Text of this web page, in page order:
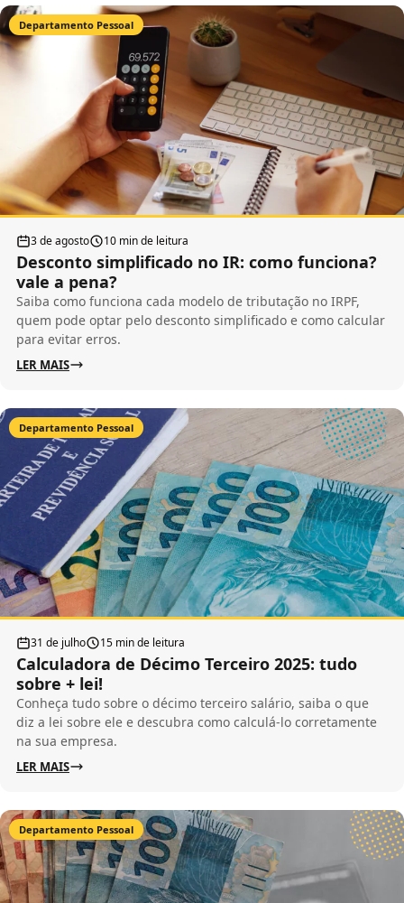
Departamento Pessoal
3 de agosto 10 min de leitura
Desconto simplificado no IR: como funciona?
vale a pena?
Saiba como funciona cada modelo de tributação no IRPF,
quem pode optar pelo desconto simplificado e como calcular
para evitar erros.
LER MAIS
Departamento Pessoal
31 de julho 15 min de leitura
Calculadora de Décimo Terceiro 2025: tudo
sobre + lei!
Conheça tudo sobre o décimo terceiro salário, saiba o que
diz a lei sobre ele e descubra como calculá-lo corretamente
na sua empresa.
LER MAIS
Departamento Pessoal